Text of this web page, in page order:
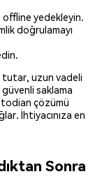
offline yedekleyin.
doğrulamayı
tutar, uzun vadeli
saklama
çözümü
İhtiyacınıza en
Sonra